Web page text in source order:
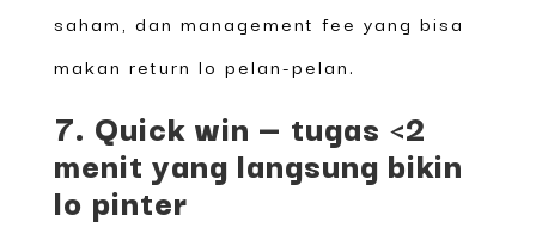
saham, dan management fee yang bisa
makan return lo pelan-pelan.
7. Quick win — tugas <2
menit yang langsung bikin
lo pinter